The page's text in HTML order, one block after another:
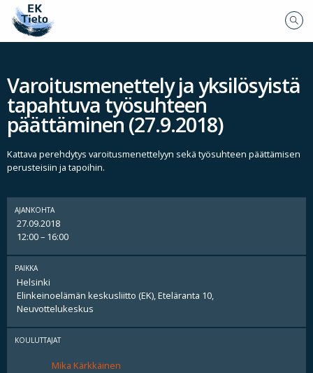
Varoitusmenettely ja yksilösyistä
tapahtuva työsuhteen
päättäminen (27.9.2018)
Kattava perehdytys varoitusmenettelyyn sekä työsuhteen päättämisen
perusteisiin ja tapoihin.
AJANKOHTA
27.09.2018
12:00 – 16:00
PAIKKA
Helsinki
Elinkeinoelämän keskusliitto (EK), Eteläranta 10,
Neuvottelukeskus
KOULUTTAJAT
Mika Kärkkäinen